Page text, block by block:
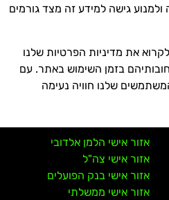
גישה למידע זה מצד גורמים
את מדיניות הפרטיות שלנו
בזמן השימוש באתר. עם
שלנו חוויה נעימה
אזור אישי הלמן אלדובי
אזור אישי צה"ל
אזור אישי בנק הפועלים
אזור אישי ממשלתי